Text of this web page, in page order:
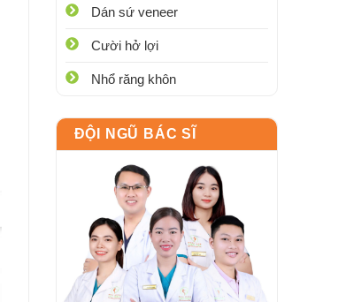
Dán sứ veneer
Cười hở lợi
Nhổ răng khôn
ĐỘI NGŨ BÁC SĨ